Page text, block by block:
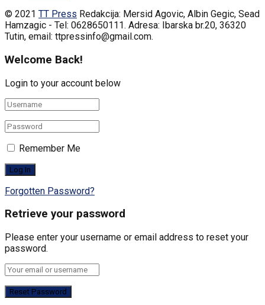
© 2021 TT Press Redakcija: Mersid Agovic, Albin Gegic, Sead
Hamzagic - Tel: 0628650111. Adresa: Ibarska br.20, 36320
Tutin, email: ttpressinfo@gmail.com.
Welcome Back!
Login to your account below
Remember Me
Forgotten Password?
Retrieve your password
Please enter your username or email address to reset your
password.